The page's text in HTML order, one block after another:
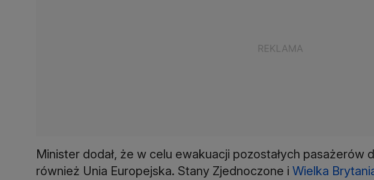
Minister dodał, że w celu ewakuacji pozostałych pasażerów
również Unia Europejska. Stany Zjednoczone i Wielka